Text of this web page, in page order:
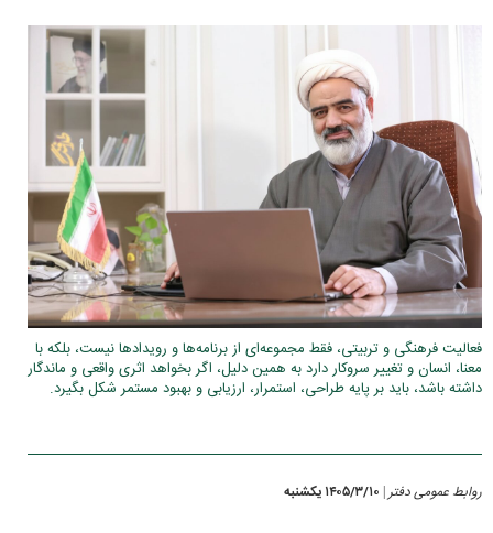
فعالیت فرهنگی و تربیتی، فقط مجموعه‌ای از برنامه‌ها و رویدادها نیست، بلکه با
معنا، انسان و تغییر سروکار دارد به همین دلیل، اگر بخواهد اثری واقعی و ماندگار
داشته باشد، باید بر پایه طراحی، استمرار، ارزیابی و بهبود مستمر شکل بگیرد.
روابط عمومی دفتر ۱۴۰۵/۳/۱۰ يكشنبه